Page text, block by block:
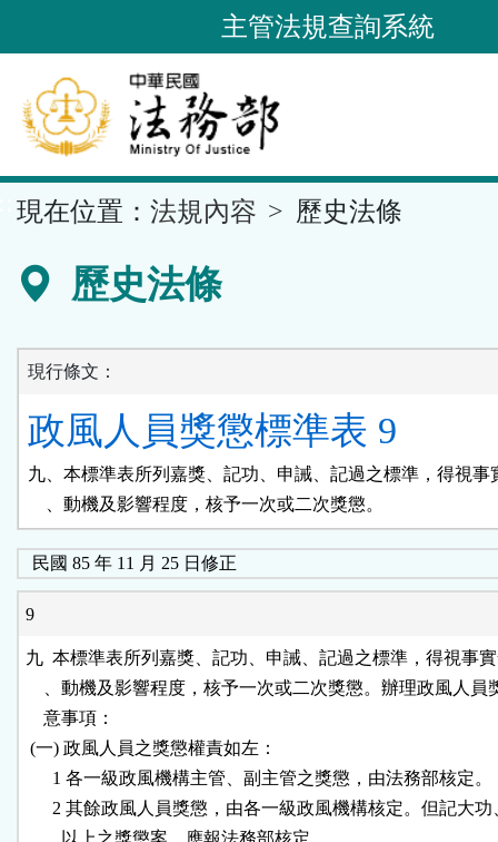
到
要
內
容
區
主管法規查詢系統
現在位置： 法規內容 歷史法條
歷史法條
現行條文：
政風人員獎懲標準表 9
九、本標準表所列嘉獎、記功、申誡、記過之標準，得視事
    、動機及影響程度，核予一次或二次獎懲。
民國 85 年 11 月 25 日修正
9
九  本標準表所列嘉獎、記功、申誡、記過之標準，得視事
、動機及影響程度，核予一次或二次獎懲。辦理政風人員
    意事項：
(一) 政風人員之獎懲權責如左：
      1 各一級政風機構主管、副主管之獎懲，由法務部核定。
2 其餘政風人員獎懲，由各一級政風機構核定。但記大